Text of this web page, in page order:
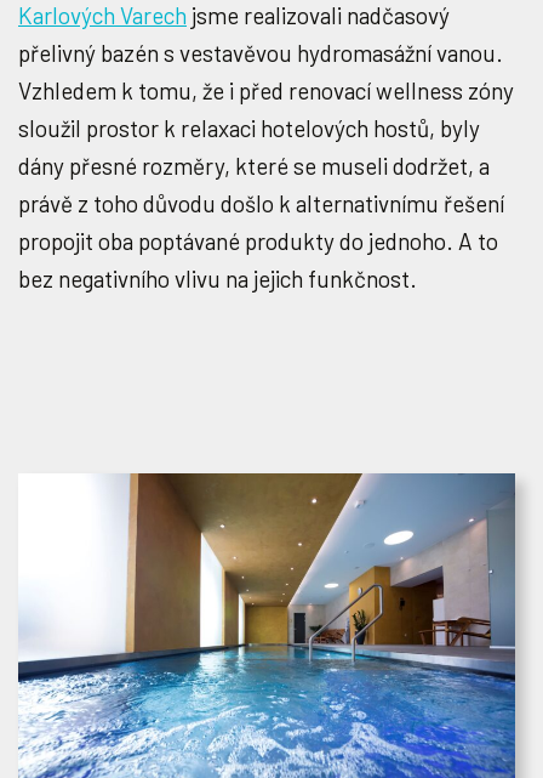
Karlových Varech jsme realizovali nadčasový
přelivný bazén s vestavěvou hydromasážní vanou.
Vzhledem k tomu, že i před renovací wellness zóny
sloužil prostor k relaxaci hotelových hostů, byly
dány přesné rozměry, které se museli dodržet, a
právě z toho důvodu došlo k alternativnímu řešení
propojit oba poptávané produkty do jednoho. A to
bez negativního vlivu na jejich funkčnost.